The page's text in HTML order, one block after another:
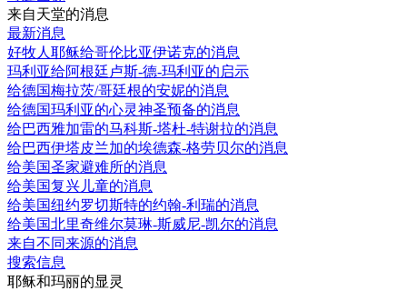
来自天堂的消息
最新消息
好牧人耶稣给哥伦比亚伊诺克的消息
玛利亚给阿根廷卢斯-德-玛利亚的启示
给德国梅拉茨/哥廷根的安妮的消息
给德国玛利亚的心灵神圣预备的消息
给巴西雅加雷的马科斯-塔杜-特谢拉的消息
给巴西伊塔皮兰加的埃德森-格劳贝尔的消息
给美国圣家避难所的消息
给美国复兴儿童的消息
给美国纽约罗切斯特的约翰-利瑞的消息
给美国北里奇维尔莫琳-斯威尼-凯尔的消息
来自不同来源的消息
搜索信息
耶稣和玛丽的显灵